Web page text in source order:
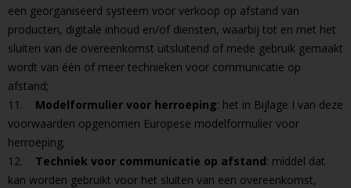
een georganiseerd systeem voor verkoop op afstand van
producten, digitale inhoud en/of diensten, waarbij tot en met het
sluiten van de overeenkomst uitsluitend of mede gebruik gemaakt
wordt van één of meer technieken voor communicatie op
afstand;
11. Modelformulier voor herroeping: het in Bijlage I van deze
voorwaarden opgenomen Europese modelformulier voor
herroeping;
12. Techniek voor communicatie op afstand: middel dat
kan worden gebruikt voor het sluiten van een overeenkomst,